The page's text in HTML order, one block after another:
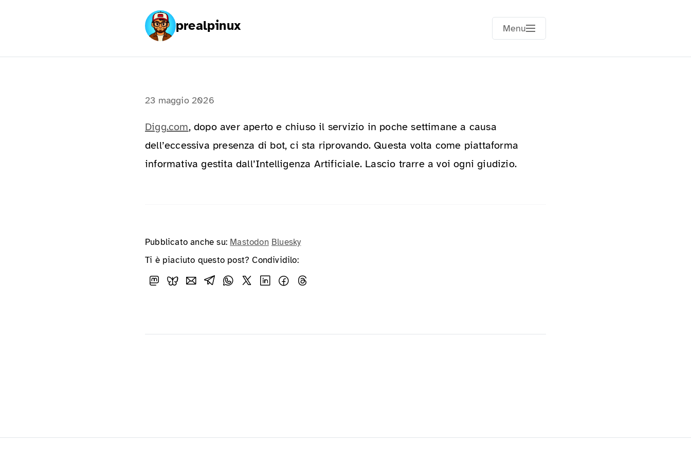
prealpinux Menu
23 maggio 2026
Digg.com, dopo aver aperto e chiuso il servizio in poche settimane a causa
dell’eccessiva presenza di bot, ci sta riprovando. Questa volta come piattaforma
informativa gestita dall’Intelligenza Artificiale. Lascio trarre a voi ogni giudizio.
Pubblicato anche su: Mastodon Bluesky
Ti è piaciuto questo post? Condividilo: